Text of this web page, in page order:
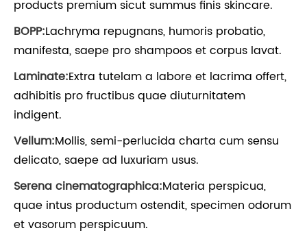
products premium sicut summus finis skincare.
BOPP:Lachryma repugnans, humoris probatio,
manifesta, saepe pro shampoos et corpus lavat.
Laminate:Extra tutelam a labore et lacrima offert,
adhibitis pro fructibus quae diuturnitatem
indigent.
Vellum:Mollis, semi-perlucida charta cum sensu
delicato, saepe ad luxuriam usus.
Serena cinematographica:Materia perspicua,
quae intus productum ostendit, specimen odorum
et vasorum perspicuum.